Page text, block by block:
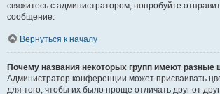
свяжитесь с администратором; попробуйте
сообщение.
Вернуться к началу
Почему названия некоторых групп имеют разные
Администратор конференции может присваивать
для того, чтобы их было проще отличать друг от